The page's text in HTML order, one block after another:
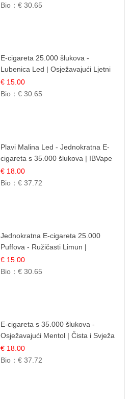
Bio：€ 30.65
E-cigareta 25.000 šlukova -
Lubenica Led | Osježavajući Ljetni
Okus
€ 15.00
Bio：€ 30.65
Plavi Malina Led - Jednokratna E-
cigareta s 35.000 šlukova | IBVape
€ 18.00
Bio：€ 37.72
Jednokratna E-cigareta 25.000
Puffova - Ružičasti Limun |
Osježavajuća Citrusna Aroma
€ 15.00
Bio：€ 30.65
E-cigareta s 35.000 šlukova -
Osježavajući Mentol | Čista i Svježa
Okus
€ 18.00
Bio：€ 37.72